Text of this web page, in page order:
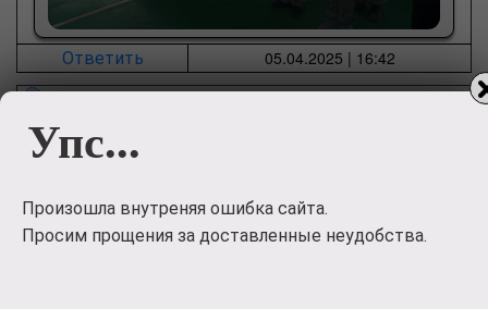
Ответить
05.04.2025 | 16:42
Паша
Хорошо
Упс...
Произошла внутреняя ошибка сайта.
Просим прощения за доставленные неудобства.